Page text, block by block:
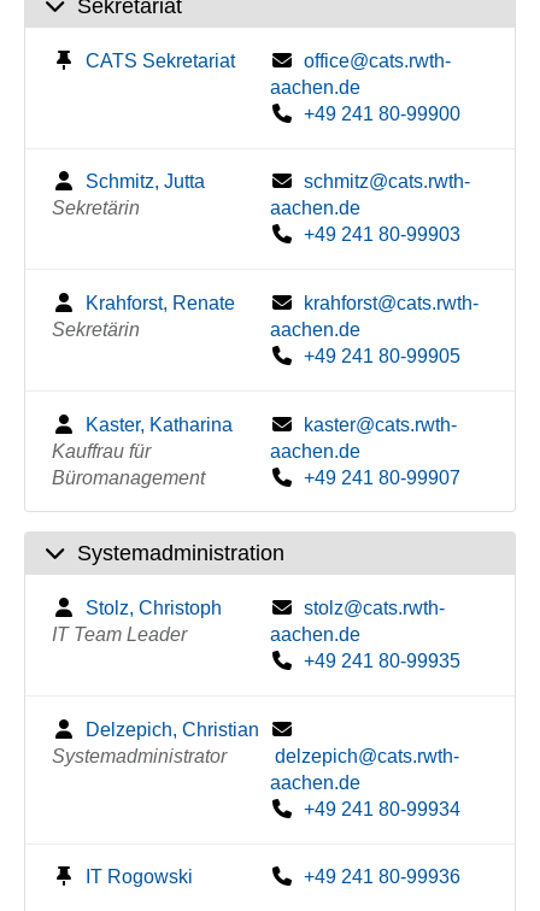
Sekretariat
CATS Sekretariat
office@cats.rwth-
aachen.de
+49 241 80-99900
Schmitz, Jutta
Sekretärin
schmitz@cats.rwth-
aachen.de
+49 241 80-99903
Krahforst, Renate
Sekretärin
krahforst@cats.rwth-
aachen.de
+49 241 80-99905
Kaster, Katharina
Kauffrau für
Büromanagement
kaster@cats.rwth-
aachen.de
+49 241 80-99907
Systemadministration
Stolz, Christoph
IT Team Leader
stolz@cats.rwth-
aachen.de
+49 241 80-99935
Delzepich, Christian
Systemadministrator
delzepich@cats.rwth-
aachen.de
+49 241 80-99934
IT Rogowski +49 241 80-99936